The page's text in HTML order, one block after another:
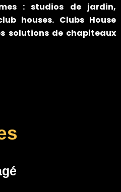
: studios de jardin,
houses. Clubs House
solutions de chapiteaux